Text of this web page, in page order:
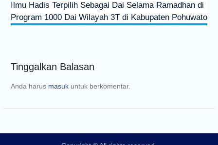
Ilmu Hadis Terpilih Sebagai Dai Selama Ramadhan di
Program 1000 Dai Wilayah 3T di Kabupaten Pohuwato
Tinggalkan Balasan
Anda harus masukuntuk berkomentar.